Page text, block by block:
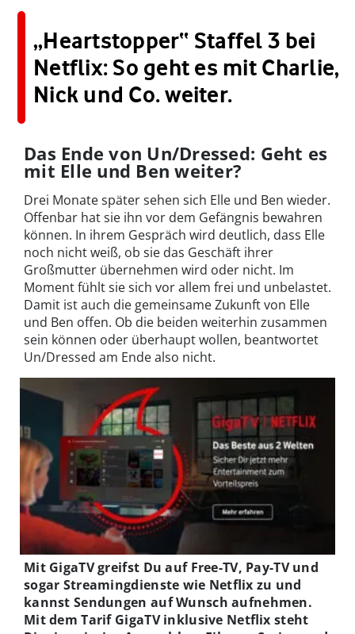
„Heartstopper“ Staffel 3 bei
Netflix: So geht es mit Charlie,
Nick und Co. weiter.
Das Ende von Un/Dressed: Geht es
mit Elle und Ben weiter?
Drei Monate später sehen sich Elle und Ben wieder.
Offenbar hat sie ihn vor dem Gefängnis bewahren
können. In ihrem Gespräch wird deutlich, dass Elle
noch nicht weiß, ob sie das Geschäft ihrer
Großmutter übernehmen wird oder nicht. Im
Moment fühlt sie sich vor allem frei und unbelastet.
Damit ist auch die gemeinsame Zukunft von Elle
und Ben offen. Ob die beiden weiterhin zusammen
sein können oder überhaupt wollen, beantwortet
Un/Dressed am Ende also nicht.
Mit GigaTV greifst Du auf Free-TV, Pay-TV und
sogar Streamingdienste wie Netflix zu und
kannst Sendungen auf Wunsch aufnehmen.
Mit dem Tarif GigaTV inklusive Netflix steht